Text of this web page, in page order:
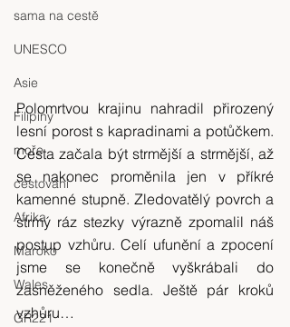
sama na cestě
UNESCO
Asie
Filipíny
moře
cestování
Afrika
Maroko
Wales
GR221
Polomrtvou krajinu nahradil přirozený
lesní porost s kapradinami a potůčkem.
Cesta začala být strmější a strmější, až
se nakonec proměnila jen v příkré
kamenné stupně. Zledovatělý povrch a
strmý ráz stezky výrazně zpomalil náš
postup vzhůru. Celí ufunění a zpocení
jsme se konečně vyškrábali do
zasněženého sedla. Ještě pár kroků
vzhůru…